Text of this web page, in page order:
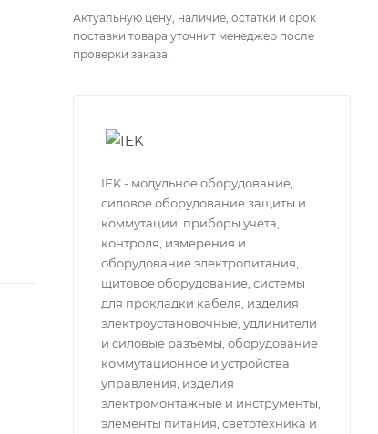
Актуальную цену, наличие, остатки и срок
поставки товара уточнит менеджер после
проверки заказа.
IEK - модульное оборудование,
силовое оборудование защиты и
коммутации, приборы учета,
контроля, измерения и
оборудование электропитания,
щитовое оборудование, системы
для прокладки кабеля, изделия
электроустановочные, удлинители
и силовые разъемы, оборудование
коммутационное и устройства
управления, изделия
электромонтажные и инструменты,
элементы питания, светотехника и